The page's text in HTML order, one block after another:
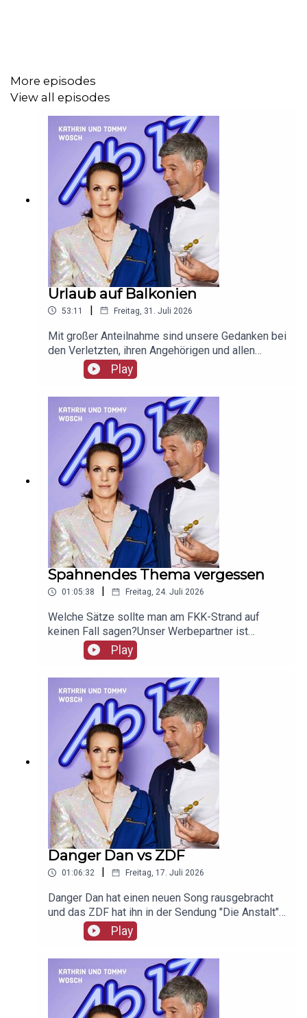
More episodes
View all episodes
Urlaub auf Balkonien
53:11 | Freitag, 31. Juli 2026
Mit großer Anteilnahme sind unsere Gedanken bei
den Verletzten, ihren Angehörigen und allen
Betroffenen des Anschlags auf den CSD.
Play
Spahnendes Thema vergessen
01:05:38 | Freitag, 24. Juli 2026
Welche Sätze sollte man am FKK-Strand auf
keinen Fall sagen?Unser Werbepartner ist
Giesswein, mit dem Code Ab17 bekommt ihr 20%,
klickt einfach hier:
https://serv.linkster.co/r/1qdkaSnEW5
Play
Danger Dan vs ZDF
01:06:32 | Freitag, 17. Juli 2026
Danger Dan hat einen neuen Song rausgebracht
und das ZDF hat ihn in der Sendung "Die Anstalt"
nicht gespielt. Die Aufregung und Promo ist groß.
Unser Werbepartner ist Giesswein, mit dem Code
Ab17 bekommt ihr 20%, klickt einfach hier:
https://serv.linkster.co/r/1qdkaSnEW5
Play